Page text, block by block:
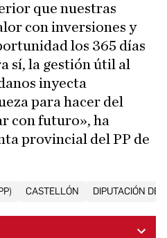
que nuestras
con inversiones y
los 365 días
sí, la gestión útil al
inyecta
para hacer del
con futuro», ha
provincial del PP de
CASTELLÓN DIPUTACIÓN DE